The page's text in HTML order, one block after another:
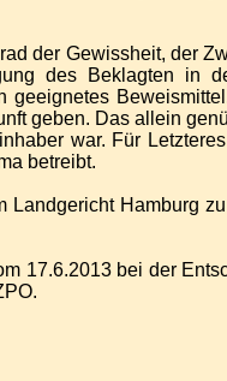
der Gewissheit, der
des Beklagten in
geeignetes
geben. Das allein
war. Für
betreibt.
Hamburg
17.6.2013 bei der